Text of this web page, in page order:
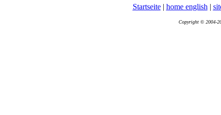
Startseite| home english |
Copyright © 2004-